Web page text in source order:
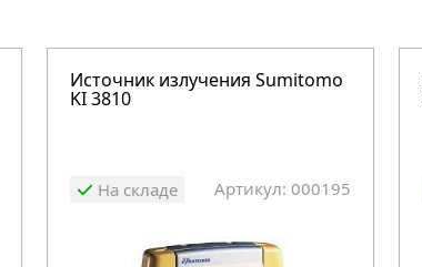
Источник излучения Sumitomo
KI 3810
На складе Артикул: 000195